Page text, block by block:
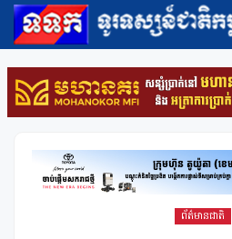
ព័ត៌មានជាតិ